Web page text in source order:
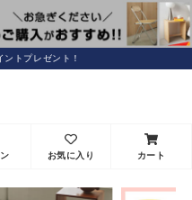
トプレゼント！
お気に入り カート